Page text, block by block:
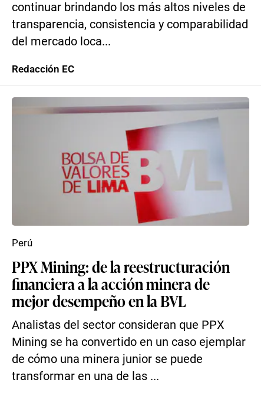
continuar brindando los más altos niveles de
transparencia, consistencia y comparabilidad
del mercado loca...
Redacción EC
PPX Mining: de la reestructuración
financiera a la acción minera de
mejor desempeño en la BVL
Analistas del sector consideran que PPX
Mining se ha convertido en un caso ejemplar
de cómo una minera junior se puede
transformar en una de las ...
Perú